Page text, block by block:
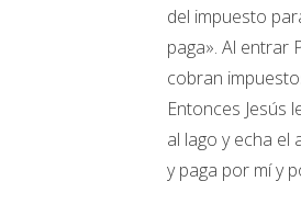
del impuesto
paga». Al entrar
cobran
Entonces Jesús
al lago y echa el
y paga por mí y